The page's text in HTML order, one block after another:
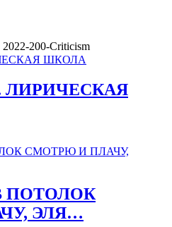
2022-200-Criticism
ЛИРИЧЕСКАЯ
ПОТОЛОК
ЭЛЯ…